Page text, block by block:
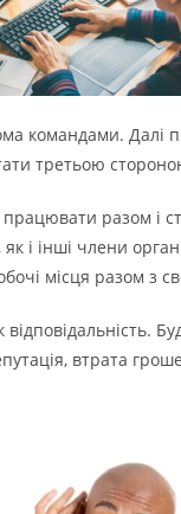
командами.
третьою
разом і
інші члени
місця разом з
втрата